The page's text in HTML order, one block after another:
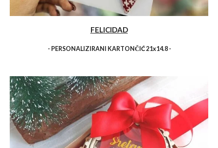
FELICIDAD
- PERSONALIZIRANI KARTONČIĆ 21x14.8 -